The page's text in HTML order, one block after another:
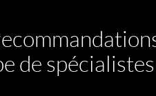
de